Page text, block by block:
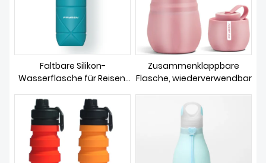
Faltbare Silikon-
Wasserflasche für Reisen,
Wandern, für Reisen,
Fitnessstudio, Camping,
Wandern
Zusammenklappbare
Flasche, wiederverwendbar